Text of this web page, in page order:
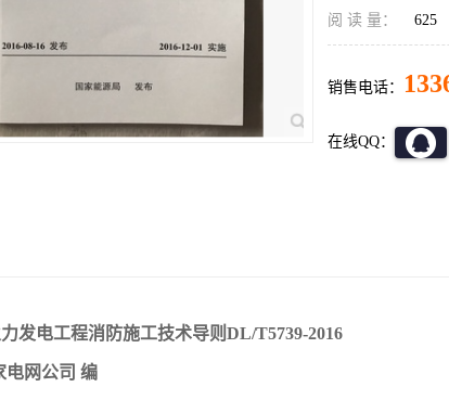
阅 读 量： 625
销售电话：
在线QQ：
发电工程消防施工技术导则DL/T5739-2016
电网公司 编